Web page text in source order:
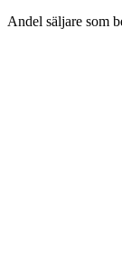
Andel säljare som